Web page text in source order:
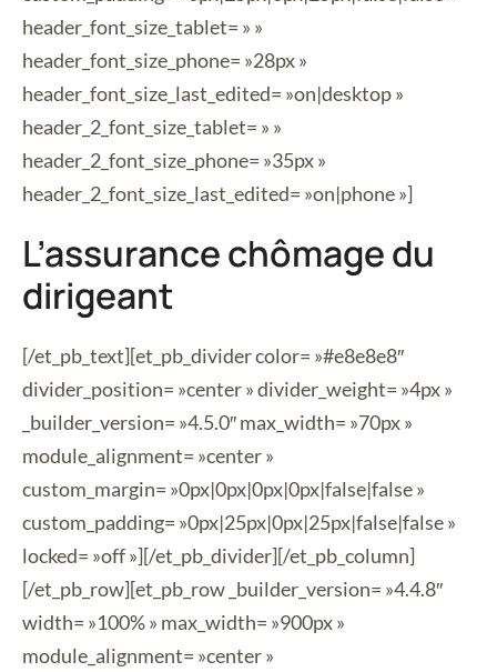
header_font_size_tablet= » »
header_font_size_phone= »28px »
header_font_size_last_edited= »on|desktop »
header_2_font_size_tablet= » »
header_2_font_size_phone= »35px »
header_2_font_size_last_edited= »on|phone »]
L’assurance chômage du
dirigeant
[/et_pb_text][et_pb_divider color= »#e8e8e8″
divider_position= »center » divider_weight= »4px »
_builder_version= »4.5.0″ max_width= »70px »
module_alignment= »center »
custom_margin= »0px|0px|0px|0px|false|false »
custom_padding= »0px|25px|0px|25px|false|false »
locked= »off »][/et_pb_divider][/et_pb_column]
[/et_pb_row][et_pb_row _builder_version= »4.4.8″
width= »100% » max_width= »900px »
module_alignment= »center »